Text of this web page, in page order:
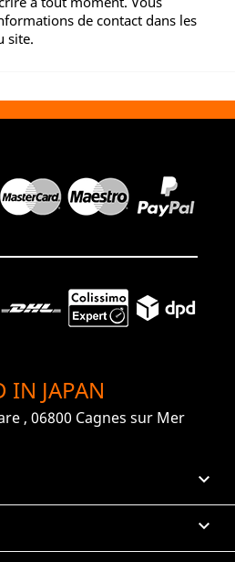
de contact dans les
site.
IN JAPAN
, 06800 Cagnes sur Mer

